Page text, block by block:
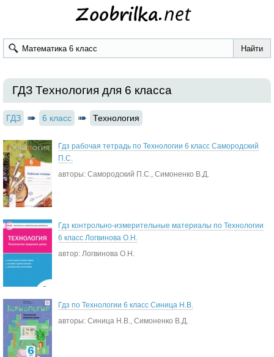
ГДЗ Технология для 6 класса
ГДЗ 6 класс Технология
Гдз рабочая тетрадь по Технологии 6 класс Самородский
П.С.
авторы: Самородский П.С., Симоненко В.Д.
Гдз контрольно-измерительные материалы по Технологии
6 класс Логвинова О.Н.
автор: Логвинова О.Н.
Гдз по Технологии 6 класс Синица Н.В.
авторы: Синица Н.В., Симоненко В.Д.